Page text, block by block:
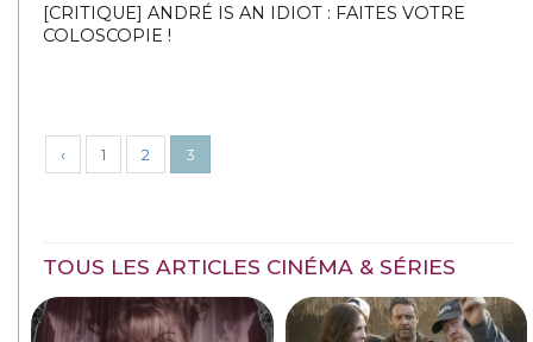
[CRITIQUE] ANDRÉ IS AN IDIOT : FAITES VOTRE
COLOSCOPIE !
‹ 1 2 3
TOUS LES ARTICLES CINÉMA & SÉRIES